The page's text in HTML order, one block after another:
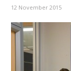
12 November 2015